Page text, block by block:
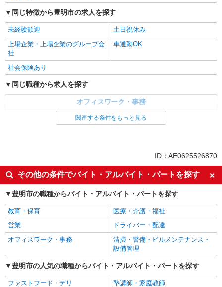
キープ 詳細を見る
派遣社員
パーソルテンプスタッフ株式会社 中部コーディネートセンター二課
（医療）/26-0588762
時給1300円
車通勤可≫ ◆駐車場についてはご自身のご都合に
合わせてご検討ください。
キープ 詳細を見る
同じ特徴から豊明市の求人を探す
未経験歓迎
土日祝休み
上場企業・上場企業のグループ会
社
車通勤OK
社会保険あり
同じ職種から求人を探す
オフィスワーク・事務
上場企業・上場企業のグループ会
社
車通勤OK
社会保険あり
関連する条件をもっと見る
ID：AE0625526870
その他の条件でバイト・アルバイト・パートを探す
豊明市の職種からバイト・アルバイト・パートを探す
教育・保育
医療・介護・福祉
営業
ドライバー・配達
オフィスワーク・事務
清掃・警備・ビルメンテナンス・
設備管理
豊明市の人気の職種からバイト・アルバイト・パートを探す
ファストフード・デリ
塾講師・家庭教師